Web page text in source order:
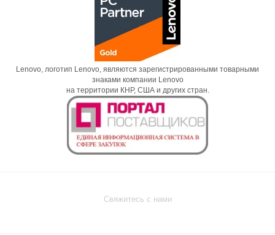
Lenovo, логотип Lenovo, являются зарегистрированными товарными
знаками компании Lenovo
на территории КНР, США и других стран.
Свяжитесь с нами